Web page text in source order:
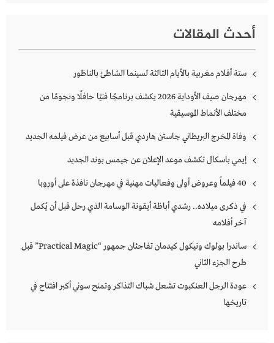
أحدث المقالات
ستة أفلام مغربية بالأيام الثالثة لسينما الشاطئ بالناظور
مهرجان صيف الأوداية 2026 يكشف برنامجًا فنيًا حافلًا ونجومًا من
مختلف الأنماط الموسيقية
وفاة المخرج البريطاني جاستن هاردي قبل أسابيع من عرض فيلمه الجديد
إيمي باسكال تكشف موعد الإعلان عن جيمس بوند الجديد
40 فيلماً وعروض أولى وفعاليات مهنية في مهرجان نافذة على أوروبا
في ذكرى ميلاده.. رشدي أباظة أيقونة الوسامة الذي رحل قبل أن يُكمل
آخر أفلامه
ساندرا بولوك ونيكول كيدمان تفاجئان جمهور “Practical Magic” قبل
طرح الجزء الثاني
عودة الرجل العنكبوت تشعل شباك التذاكر وتمنح سوني أكبر افتتاح في
تاريخها